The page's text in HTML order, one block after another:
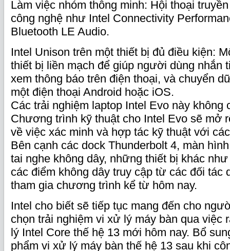
Làm việc nhóm thông minh: Hội thoại
công nghệ như Intel Connectivity
Bluetooth LE Audio.
Intel Unison trên một thiết bị đủ điều kiện:
thiết bị liền mạch để giúp người dùng nhắn
xem thông báo trên điện thoại, và chuyển
một điện thoại Android hoặc iOS.
Các trải nghiệm laptop Intel Evo này không
Chương trình kỹ thuật cho Intel Evo sẽ mở
về việc xác minh và hợp tác kỹ thuật với
Bên cạnh các dock Thunderbolt 4, màn
tai nghe không dây, những thiết bị khác
các điểm không dây truy cập từ các đối tác
tham gia chương trình kể từ hôm nay.
Intel cho biết sẽ tiếp tục mang đến cho
chọn trải nghiệm vi xử lý máy bàn qua việc
lý Intel Core thế hệ 13 mới hôm nay. Bổ
phẩm vi xử lý máy bàn thế hệ 13 sau khi